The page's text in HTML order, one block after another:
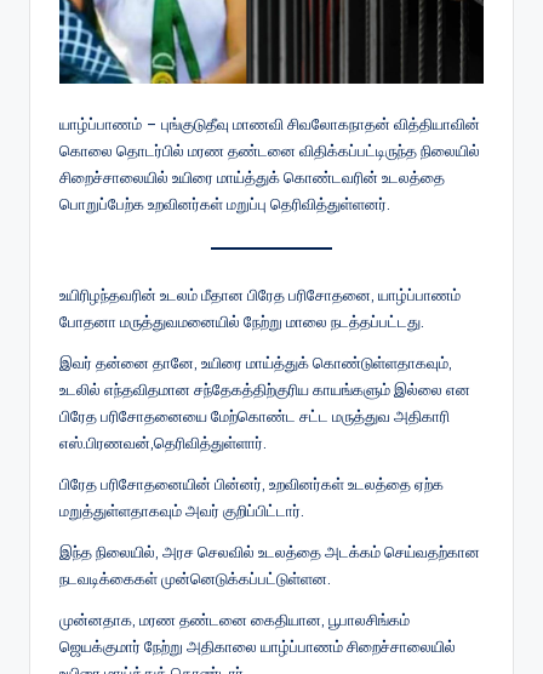
யாழ்ப்பாணம் – புங்குடுதீவு மாணவி சிவலோகநாதன் வித்தியாவின்
கொலை தொடர்பில் மரண தண்டனை விதிக்கப்பட்டிருந்த நிலையில்
சிறைச்சாலையில் உயிரை மாய்த்துக் கொண்டவரின் உடலத்தை
பொறுப்பேற்க உறவினர்கள் மறுப்பு தெரிவித்துள்ளனர்.
உயிரிழந்தவரின் உடலம் மீதான பிரேத பரிசோதனை, யாழ்ப்பாணம்
போதனா மருத்துவமனையில் நேற்று மாலை நடத்தப்பட்டது.
இவர் தன்னை தானே, உயிரை மாய்த்துக் கொண்டுள்ளதாகவும்,
உடலில் எந்தவிதமான சந்தேகத்திற்குரிய காயங்களும் இல்லை என
பிரேத பரிசோதனையை மேற்கொண்ட சட்ட மருத்துவ அதிகாரி
எஸ்.பிரணவன்,தெரிவித்துள்ளார்.
பிரேத பரிசோதனையின் பின்னர், உறவினர்கள் உடலத்தை ஏற்க
மறுத்துள்ளதாகவும் அவர் குறிப்பிட்டார்.
இந்த நிலையில், அரச செலவில் உடலத்தை அடக்கம் செய்வதற்கான
நடவடிக்கைகள் முன்னெடுக்கப்பட்டுள்ளன.
முன்னதாக, மரண தண்டனை கைதியான, பூபாலசிங்கம்
ஜெயக்குமார் நேற்று அதிகாலை யாழ்ப்பாணம் சிறைச்சாலையில்